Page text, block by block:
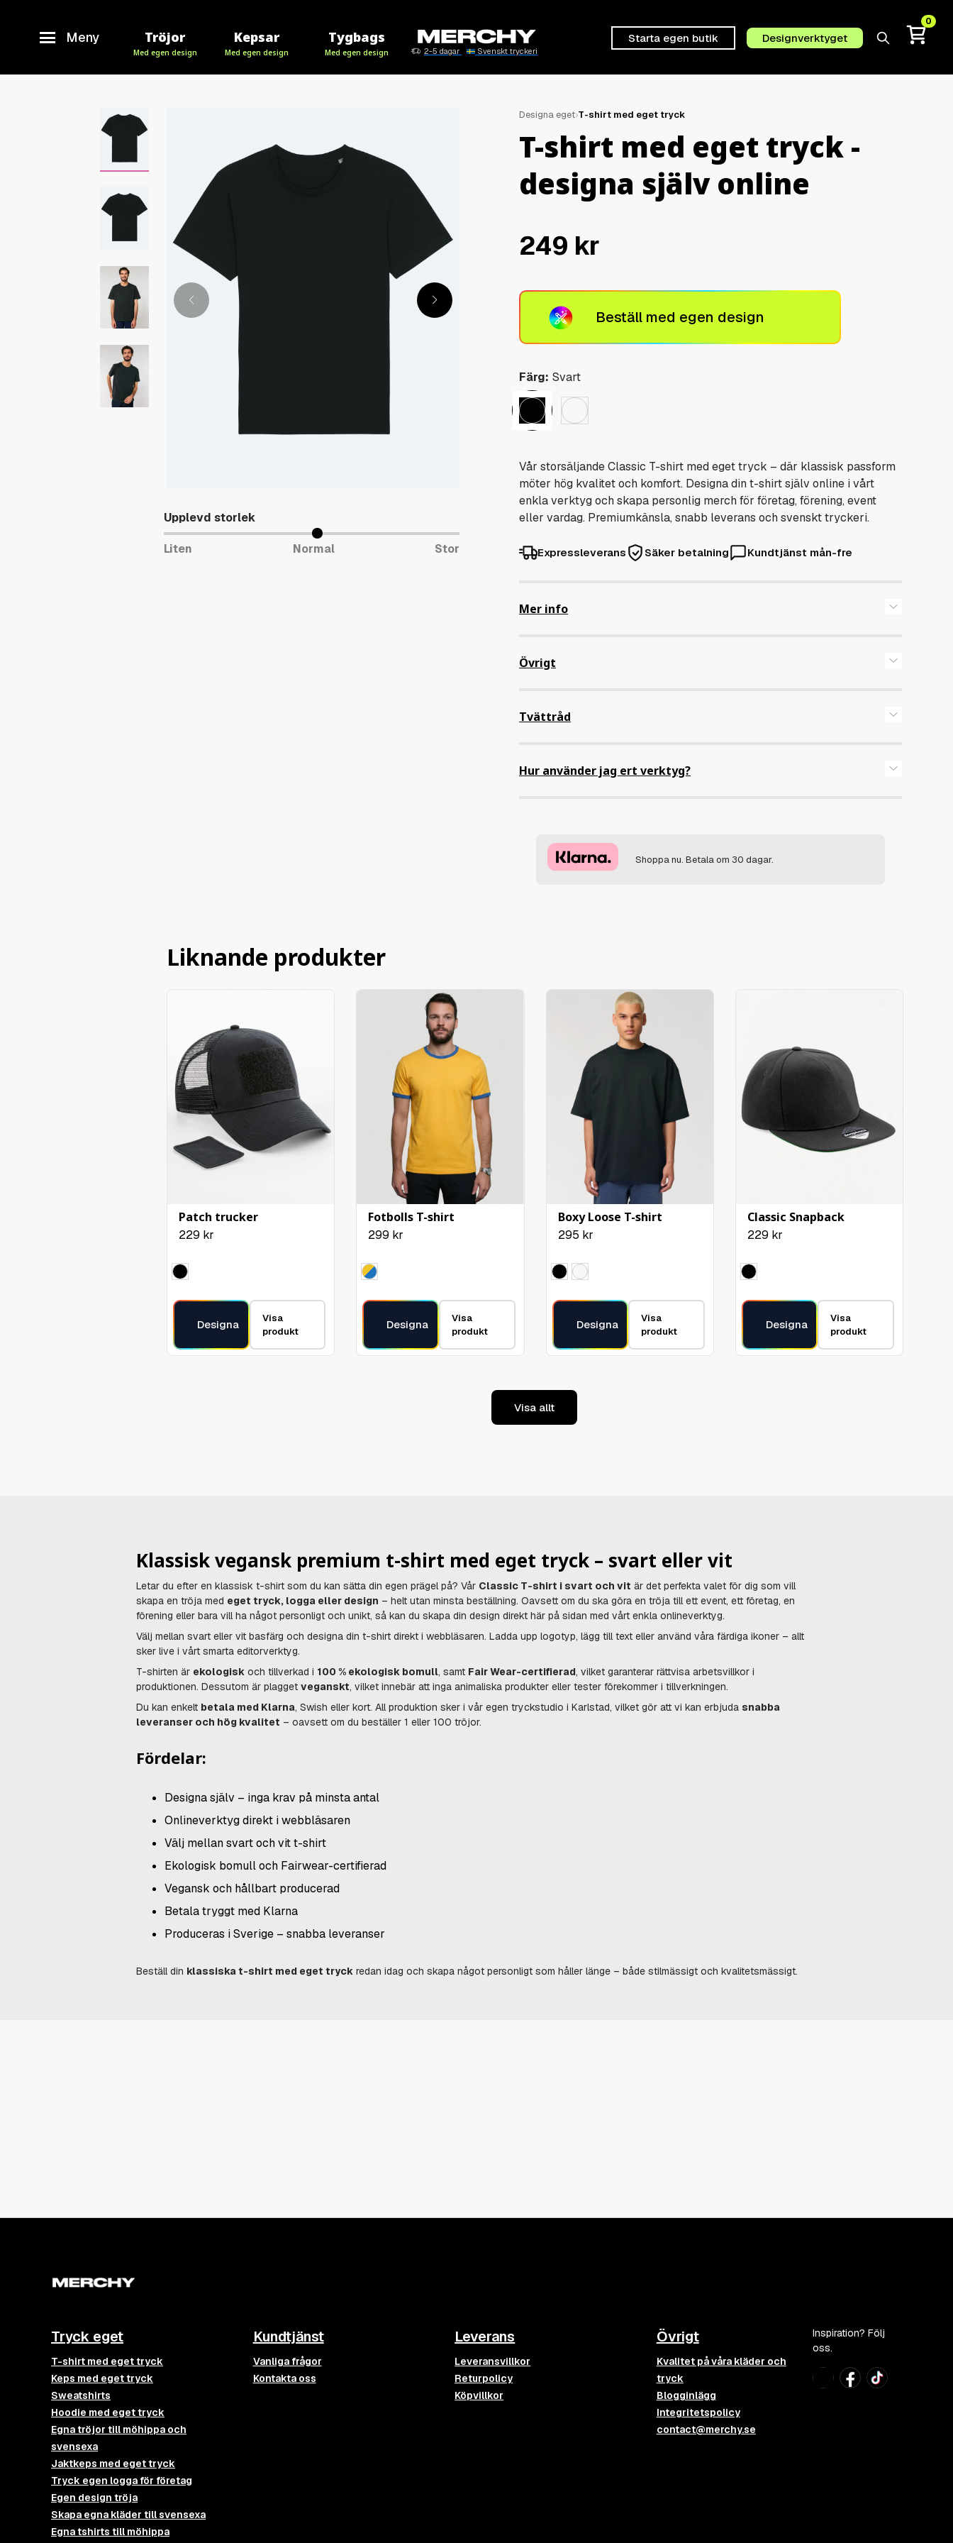
2-5 dagar Svenskt tryckeri
Meny Tröjor
Med egen design
Kepsar
Med egen design
Tygbags
Med egen design
Starta egen butik
Designverktyget
0
Designa eget›T-shirt med eget tryck
T-shirt med eget tryck -
designa själv online
249 kr
Beställ med egen design
Färg: Svart
Vår storsäljande Classic T-shirt med eget tryck – där klassisk passform
möter hög kvalitet och komfort. Designa din t-shirt själv online i vårt
enkla verktyg och skapa personlig merch för företag, förening, event
eller vardag. Premiumkänsla, snabb leverans och svenskt tryckeri.
Expressleverans Säker betalning Kundtjänst mån-fre
Mer info
Övrigt
Tvättråd
Hur använder jag ert verktyg?
Välj metod – Tryck eller Brodyr.
Ta tag i vänstra hörnet av din bild för att placera runt. Och i högra
hörnet för att förstora.
Klicka på knappen ”Klar” och sedan ”Lägg till placering”.
Nu är din placering klar. Du kan redigera denna, eller ladda upp
en till bild och välja en ytterligare placering genom att klicka på
+ Lägg till tryck
Psst! Glöm inte att klicka i vilka storlekar du vill beställa
Shoppa nu. Betala om 30 dagar.
Upplevd storlek
Liten Normal Stor
Liknande produkter
Patch trucker
229 kr
Designa
Visa
produkt
Fotbolls T-shirt
299 kr
Designa
Visa
produkt
Boxy Loose T-shirt
295 kr
Designa
Visa
produkt
Classic Snapback
229 kr
Designa
Visa
produkt
Visa allt
Klassisk vegansk premium t-shirt med eget tryck – svart eller vit
Letar du efter en klassisk t-shirt som du kan sätta din egen prägel på? Vår Classic T-shirt i svart och vit är det perfekta valet för dig som vill
skapa en tröja med eget tryck, logga eller design – helt utan minsta beställning. Oavsett om du ska göra en tröja till ett event, ett företag, en
förening eller bara vill ha något personligt och unikt, så kan du skapa din design direkt här på sidan med vårt enkla onlineverktyg.
Välj mellan svart eller vit basfärg och designa din t-shirt direkt i webbläsaren. Ladda upp logotyp, lägg till text eller använd våra färdiga ikoner – allt
sker live i vårt smarta editorverktyg.
T-shirten är ekologisk och tillverkad i 100 % ekologisk bomull, samt Fair Wear-certifierad, vilket garanterar rättvisa arbetsvillkor i
produktionen. Dessutom är plagget veganskt, vilket innebär att inga animaliska produkter eller tester förekommer i tillverkningen.
Du kan enkelt betala med Klarna, Swish eller kort. All produktion sker i vår egen tryckstudio i Karlstad, vilket gör att vi kan erbjuda snabba
leveranser och hög kvalitet – oavsett om du beställer 1 eller 100 tröjor.
Fördelar:
Designa själv – inga krav på minsta antal
Onlineverktyg direkt i webbläsaren
Välj mellan svart och vit t-shirt
Ekologisk bomull och Fairwear-certifierad
Vegansk och hållbart producerad
Betala tryggt med Klarna
Produceras i Sverige – snabba leveranser
Beställ din klassiska t-shirt med eget tryck redan idag och skapa något personligt som håller länge – både stilmässigt och kvalitetsmässigt.
Tryck eget
T-shirt med eget tryck
Keps med eget tryck
Sweatshirts
Hoodie med eget tryck
Egna tröjor till möhippa och
svensexa
Jaktkeps med eget tryck
Tryck egen logga för företag
Egen design tröja
Skapa egna kläder till svensexa
Egna tshirts till möhippa
Kundtjänst
Vanliga frågor
Kontakta oss
Leverans
Leveransvillkor
Returpolicy
Köpvillkor
Övrigt
Kvalitet på våra kläder och
tryck
Blogginlägg
Integritetspolicy
contact@merchy.se
Inspiration? Följ
oss.